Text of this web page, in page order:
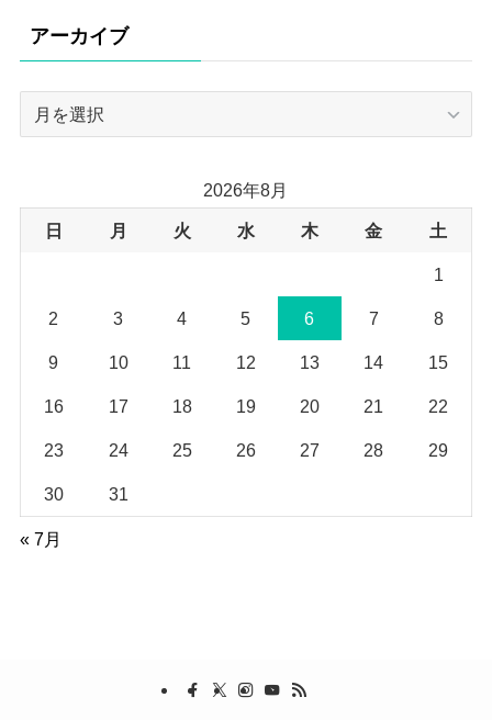
リ
ー
アーカイブ
ブ
2026年8月
日 月 火 水 木 金 土
1
2 3 4 5 6 7 8
9 10 11 12 13 14 15
16 17 18 19 20 21 22
23 24 25 26 27 28 29
30 31
« 7月